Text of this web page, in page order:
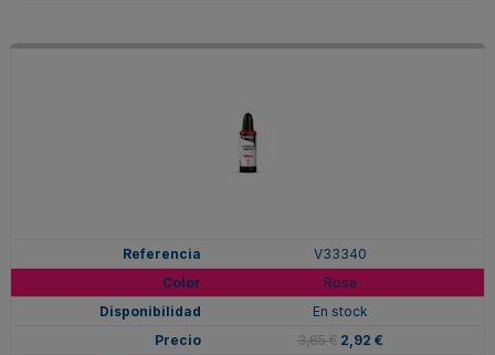
V33340
Rosa
En stock
3,65 € 2,92 €